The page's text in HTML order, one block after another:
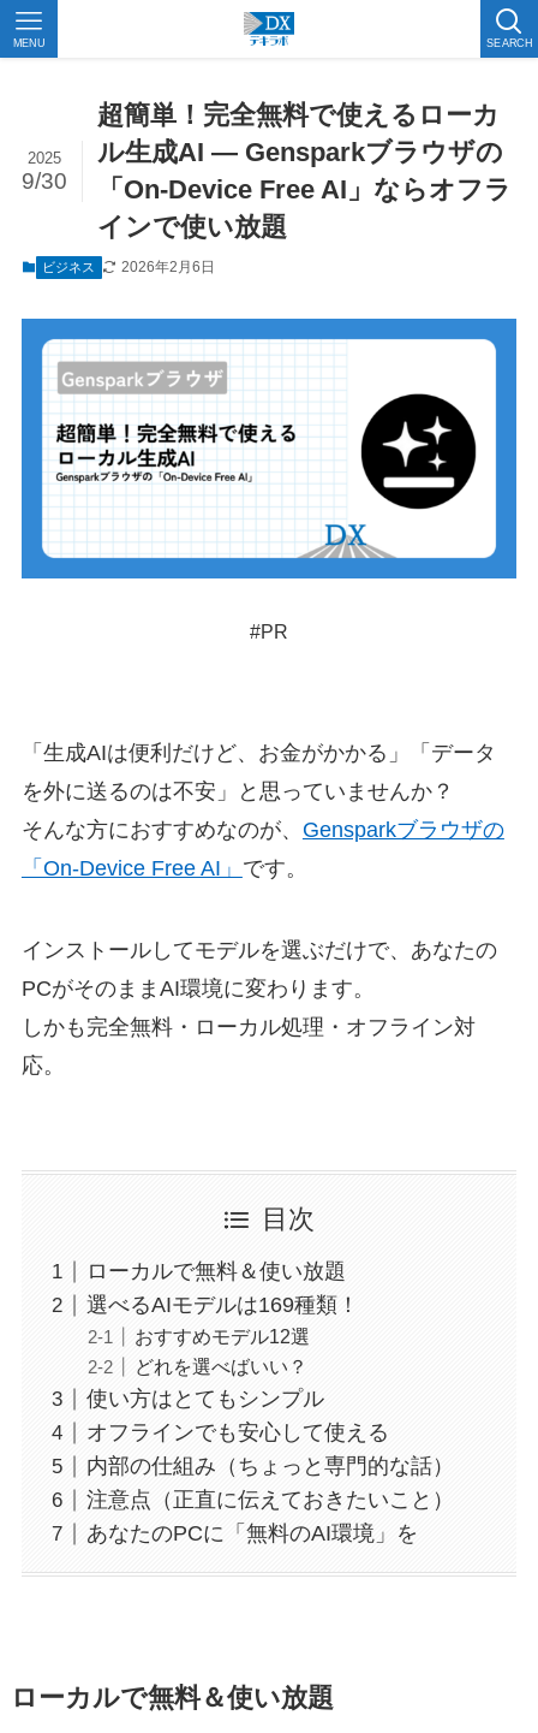
SEARCH
MENU
超簡単！完全無料で使えるローカ
ル生成AI ― Gensparkブラウザの
「On-Device Free AI」ならオフラ
インで使い放題
2025
9/30
ビジネス 2026年2月6日
#PR
「生成AIは便利だけど、お金がかかる」「データ
を外に送るのは不安」と思っていませんか？
そんな方におすすめなのが、 Gensparkブラウザの
「On-Device Free AI」 です。
インストールしてモデルを選ぶだけで、あなたの
PCがそのままAI環境に変わります。
しかも完全無料・ローカル処理・オフライン対
応。
目次
ローカルで無料＆使い放題
選べるAIモデルは169種類！
おすすめモデル12選
どれを選べばいい？
使い方はとてもシンプル
オフラインでも安心して使える
内部の仕組み（ちょっと専門的な話）
注意点（正直に伝えておきたいこと）
あなたのPCに「無料のAI環境」を
ローカルで無料＆使い放題